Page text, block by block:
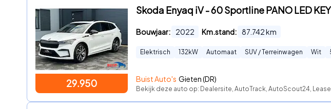
29.950
Skoda Enyaq iV - 60 Sportline PANO LED
Bouwjaar: 2022 Km.stand: 87.742km
Elektrisch 132kW Automaat SUV / Terreinwagen Wit
Buist Auto's Gieten (DR)
Bekijk deze auto op: Dealersite, AutoTrack, AutoScout24,